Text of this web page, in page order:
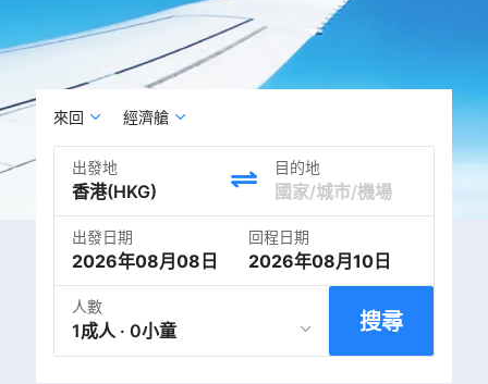
來回 經濟艙
出發地 目的地
出發日期
2026年08月08日
回程日期
2026年08月10日
人數
1成人 · 0小童 搜尋